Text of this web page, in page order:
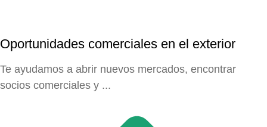
Oportunidades comerciales en el exterior
Te ayudamos a abrir nuevos mercados, encontrar
socios comerciales y ...